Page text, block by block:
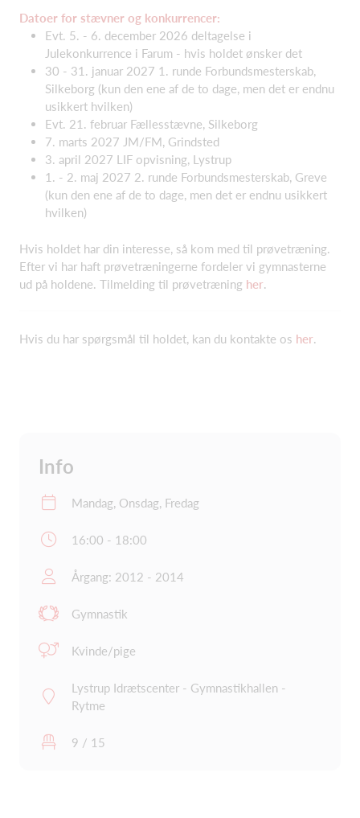
Datoer for stævner og konkurrencer:
Evt. 5. - 6. december 2026 deltagelse i
Julekonkurrence i Farum - hvis holdet ønsker det
30 - 31. januar 2027 1. runde Forbundsmesterskab,
Silkeborg (kun den ene af de to dage, men det er endnu
usikkert hvilken)
Evt. 21. februar Fællesstævne, Silkeborg
7. marts 2027 JM/FM, Grindsted
3. april 2027 LIF opvisning, Lystrup
1. - 2. maj 2027 2. runde Forbundsmesterskab, Greve
(kun den ene af de to dage, men det er endnu usikkert
hvilken)
Hvis holdet har din interesse, så kom med til prøvetræning.
Efter vi har haft prøvetræningerne fordeler vi gymnasterne
ud på holdene. Tilmelding til prøvetræning her
Hvis du har spørgsmål til holdet, kan du kontakte os her
Info
Mandag, Onsdag, Fredag
16:00 - 18:00
Årgang: 2012 - 2014
Gymnastik
Kvinde/pige
Lystrup Idrætscenter - Gymnastikhallen -
Rytme
9 / 15